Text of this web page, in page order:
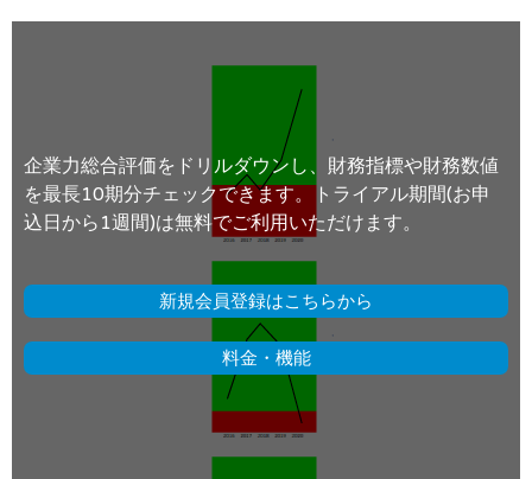
企業力総合評価をドリルダウンし、財務指標や財務数値
を最長10期分チェックできます。トライアル期間(お申
込日から1週間)は無料でご利用いただけます。
新規会員登録はこちらから
料金・機能